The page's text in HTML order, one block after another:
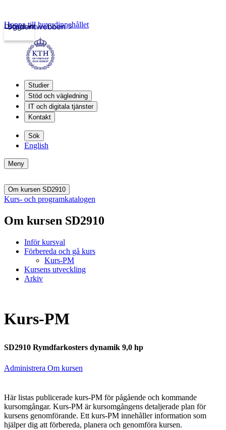
Studentwebben
Logga in
Hoppa till huvudinnehållet
Studier
Stöd och vägledning
IT och digitala tjänster
Kontakt
Sök
English
Meny
Om kursen SD2910
Kurs- och programkatalogen
Om kursen SD2910
Inför kursval
Förbereda och gå kurs
Kurs-PM
Kursens utveckling
Arkiv
Kurs-PM
SD2910 Rymdfarkosters dynamik 9,0 hp
Administrera Om kursen
Här listas publicerade kurs-PM för pågående och kommande
kursomgångar. Kurs-PM är kursomgångens detaljerade plan för
kursens genomförande. Ett kurs-PM innehåller information som
hjälper dig att förbereda, planera och genomföra kursen.